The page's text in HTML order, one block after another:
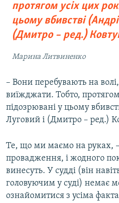
протягом усіх цих
цьому вбивстві
(Дмитро – ред.)
Марина Литвиненко
– Вони перебувають на
виїжджати. Тобто,
підозрювані у цьому
Луговий і (Дмитро – ред.)
Те, що ми маємо на руках, –
провадження, і жодного
винесуть. У судді (він
головуючим у суді) немає
ознайомитися з усіма